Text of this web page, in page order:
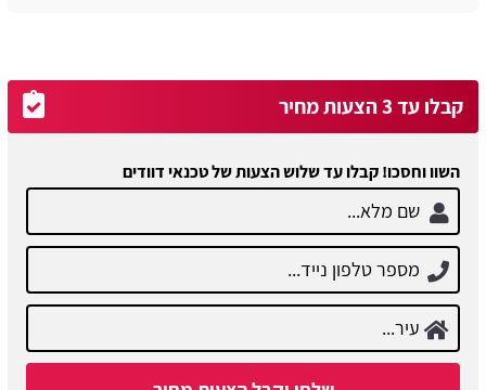
קבלו עד 3 הצעות מחיר
השוו וחסכו! קבלו עד שלוש הצעות של טכנאי דוודים